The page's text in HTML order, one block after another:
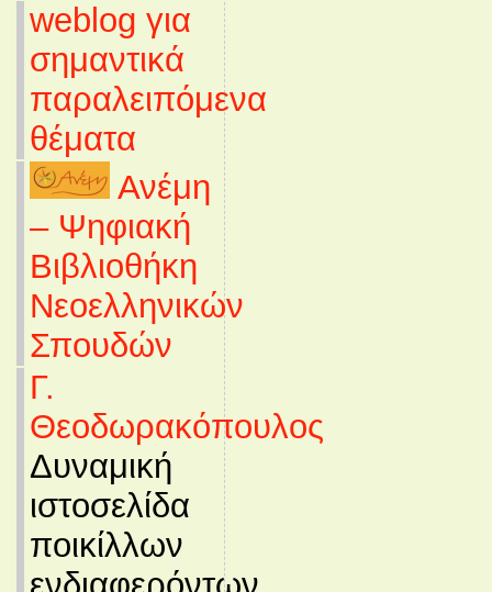
weblog για
σημαντικά
παραλειπόμενα
θέματα
Ανέμη
– Ψηφιακή
Βιβλιοθήκη
Νεοελληνικών
Σπουδών
Γ.
Θεοδωρακόπουλος
Δυναμική
ιστοσελίδα
ποικίλλων